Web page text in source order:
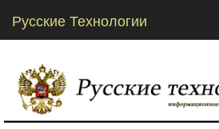
Русские Технологии